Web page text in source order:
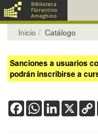
Inicio Catálogo
Sanciones a usuarios
podrán inscribirse a
FacebookWhatsApp
LinkedIn
X